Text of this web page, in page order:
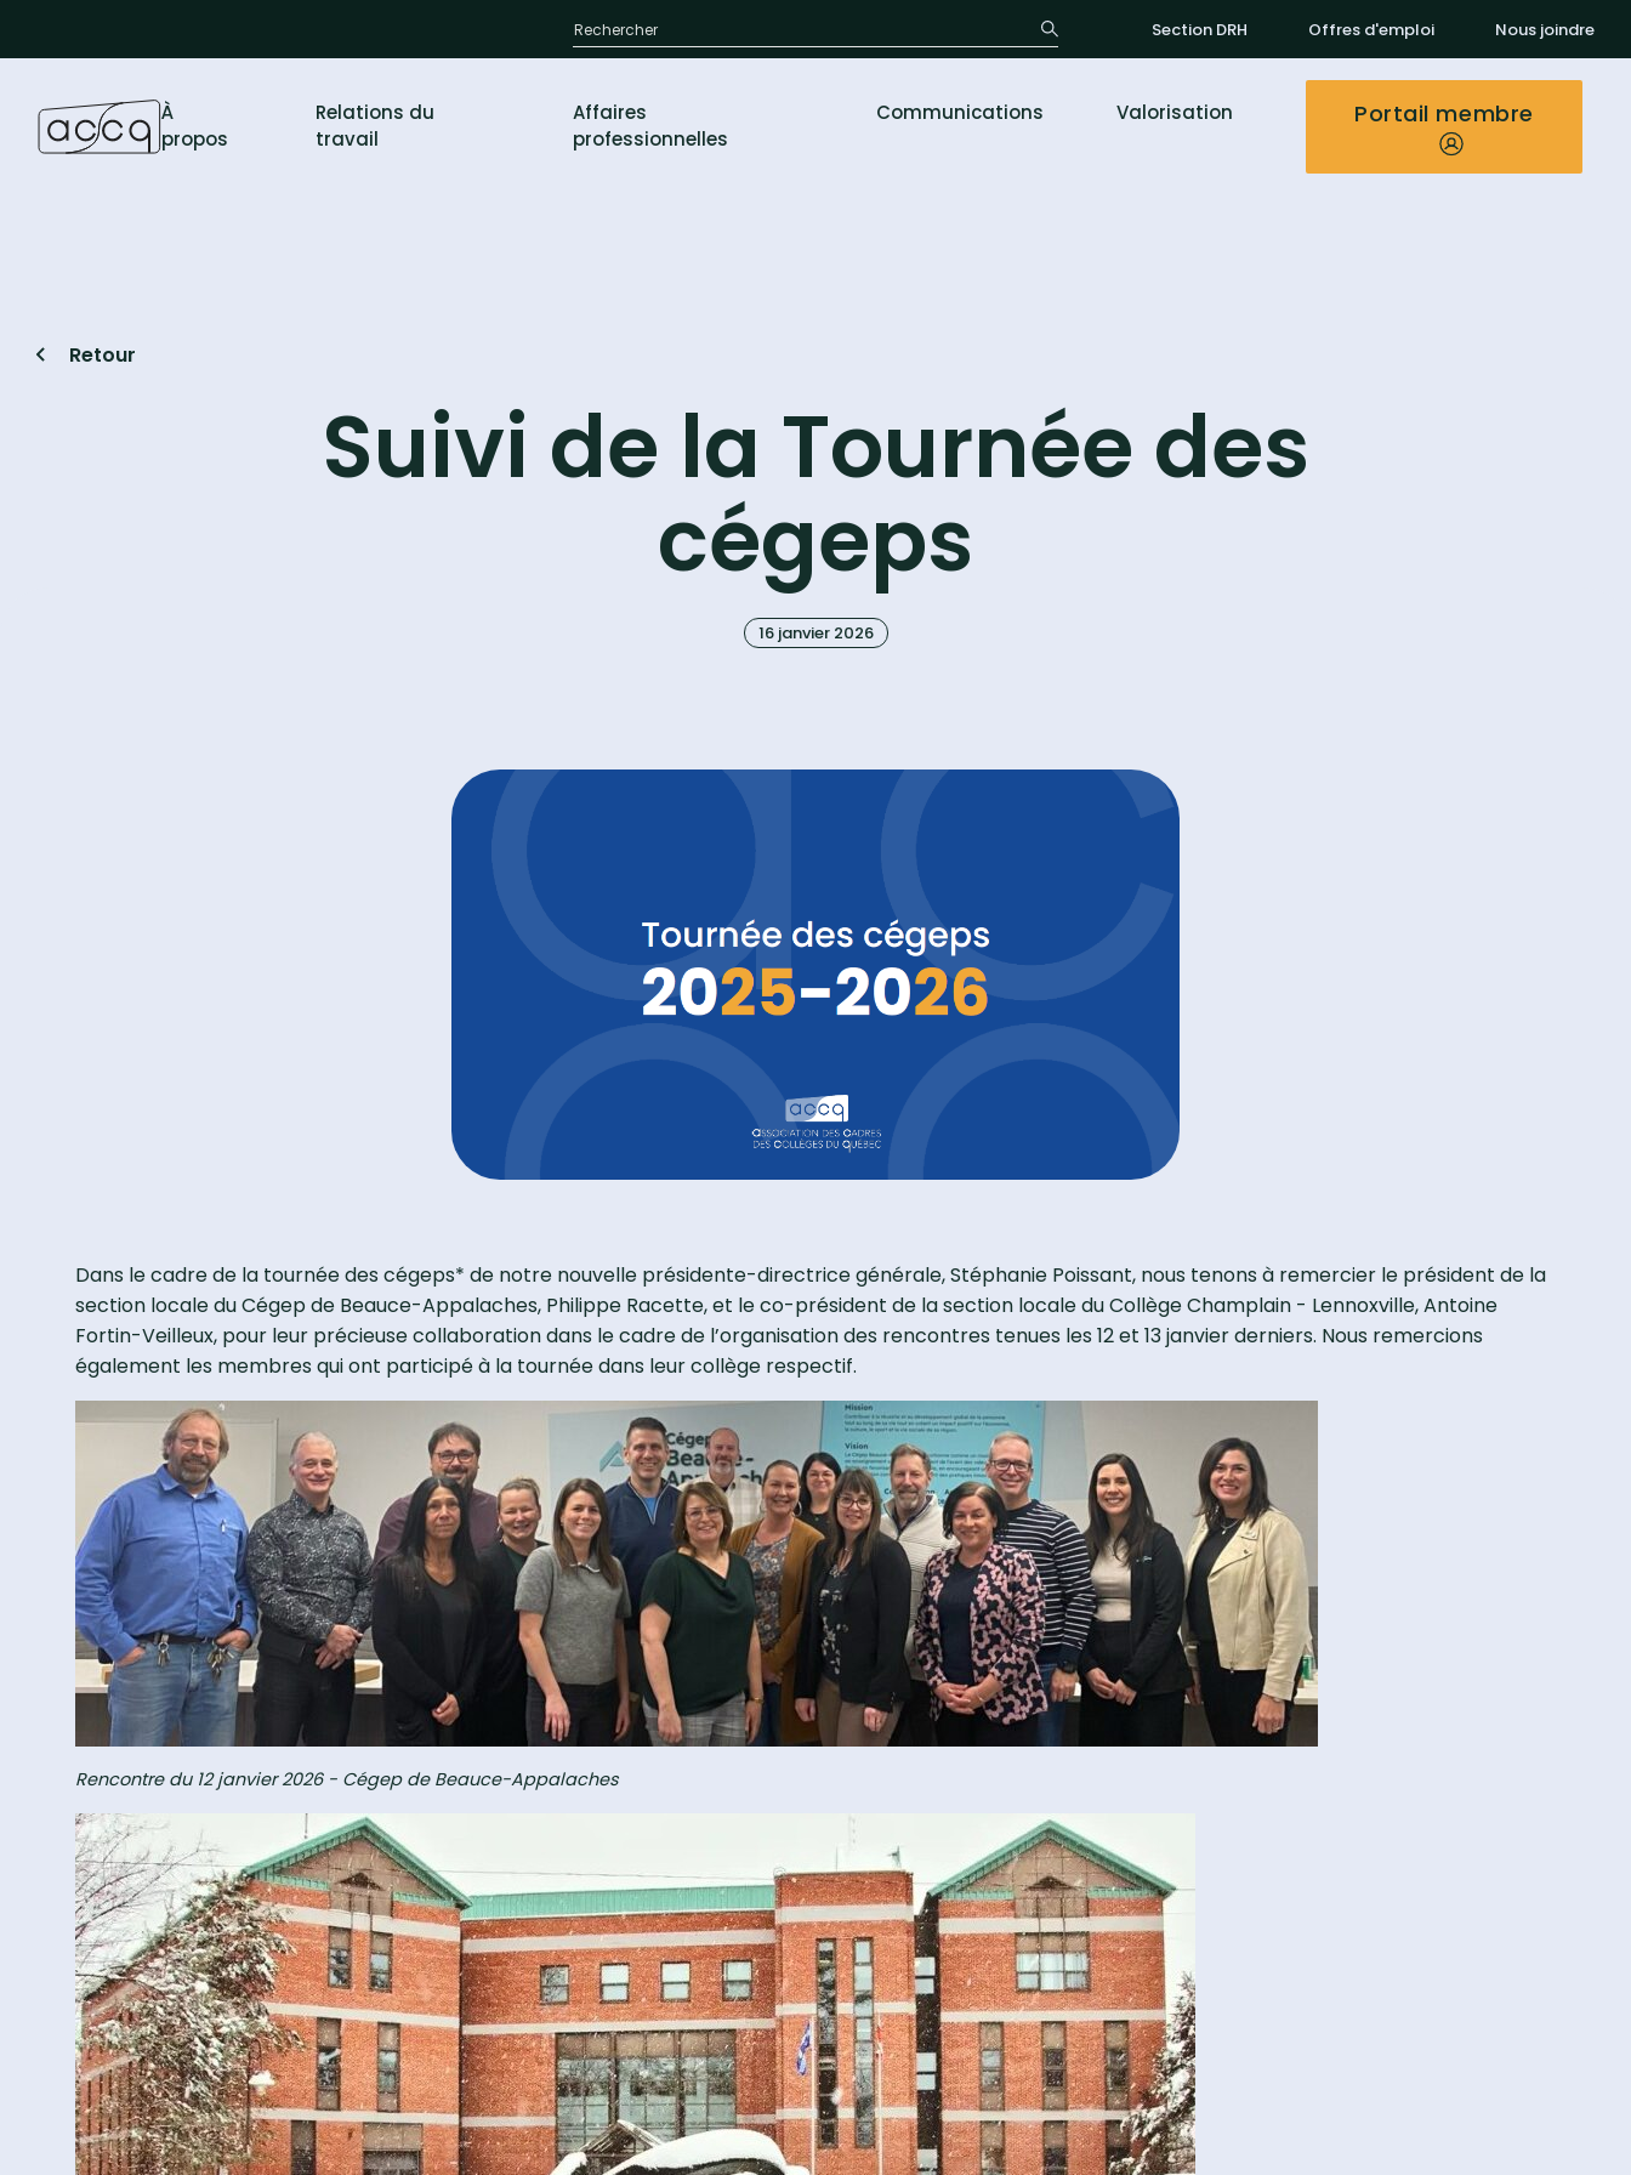
Section DRH Offres d'emploi Nous joindre
À
propos
Relations du
travail
Affaires
professionnelles
Communications Valorisation Portail membre
Retour
Suivi de la Tournée des
cégeps
16 janvier 2026
Dans le cadre de la tournée des cégeps* de notre nouvelle présidente-directrice générale, Stéphanie Poissant, nous tenons à remercier le président de la
section locale du Cégep de Beauce-Appalaches, Philippe Racette, et le co-président de la section locale du Collège Champlain - Lennoxville, Antoine
Fortin-Veilleux, pour leur précieuse collaboration dans le cadre de l’organisation des rencontres tenues les 12 et 13 janvier derniers. Nous remercions
également les membres qui ont participé à la tournée dans leur collège respectif.
Rencontre du 12 janvier 2026 - Cégep de Beauce-Appalaches